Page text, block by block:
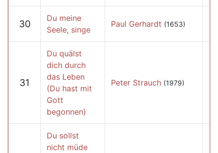
30
Du meine
Seele, singe
Paul Gerhardt (1653)
31
Du quälst
dich durch
das Leben
(Du hast mit
Gott
begonnen)
Peter Strauch (1979)
Du sollst
nicht müde